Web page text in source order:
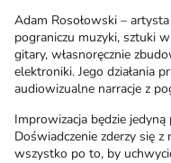
Adam Rosołowski –
pograniczu muzyki, sztuki
gitary, własnoręcznie
elektroniki. Jego działania
audiowizualne narracje z
Improwizacja będzie
Doświadczenie zderzy się z
wszystko po to, by